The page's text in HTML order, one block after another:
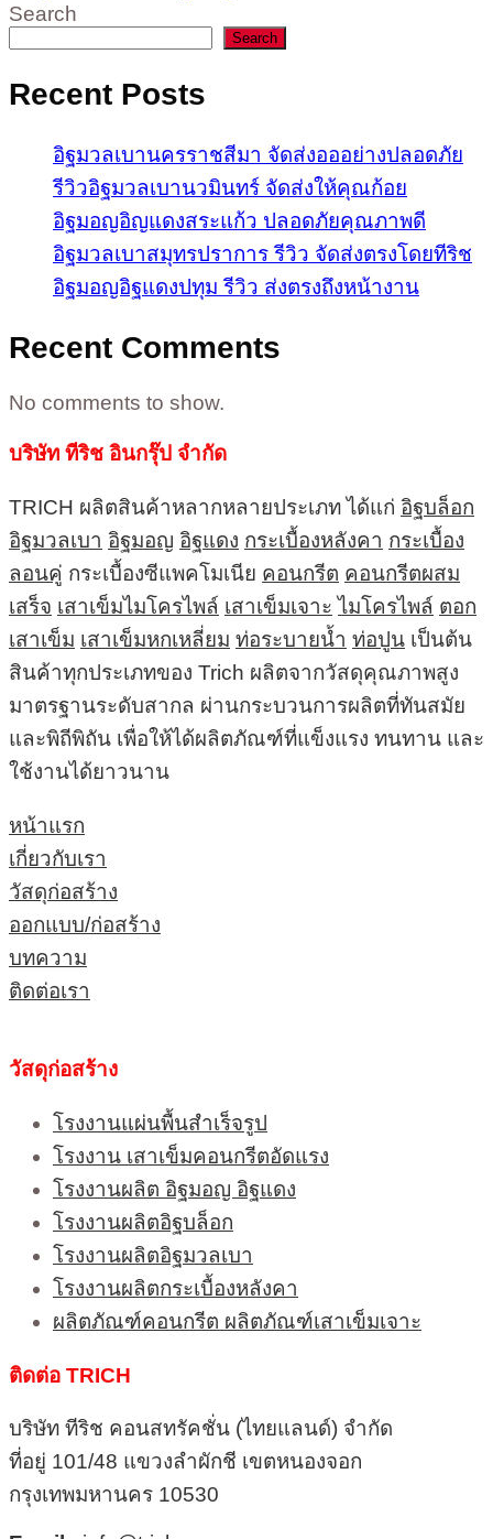
Search
Search
Recent Posts
อิฐมวลเบานครราชสีมา จัดส่งอออย่างปลอดภัย
รีวิวอิฐมวลเบานวมินทร์ จัดส่งให้คุณก้อย
อิฐมอญอิญแดงสระแก้ว ปลอดภัยคุณภาพดี
อิฐมวลเบาสมุทรปราการ รีวิว จัดส่งตรงโดยทีริช
อิฐมอญอิฐแดงปทุม รีวิว ส่งตรงถึงหน้างาน
Recent Comments
No comments to show.
บริษัท ทีริช อินกรุ๊ป จำกัด
TRICH ผลิตสินค้าหลากหลายประเภท ได้แก่ อิฐบล็อก
อิฐมวลเบา อิฐมอญ อิฐแดง กระเบื้องหลังคา กระเบื้อง
ลอนคู่ กระเบื้องซีแพคโมเนีย คอนกรีต คอนกรีตผสม
เสร็จ เสาเข็มไมโครไพล์ เสาเข็มเจาะ ไมโครไพล์ ตอก
เสาเข็ม เสาเข็มหกเหลี่ยม ท่อระบายน้ำ ท่อปูน เป็นต้น
สินค้าทุกประเภทของ Trich ผลิตจากวัสดุคุณภาพสูง
มาตรฐานระดับสากล ผ่านกระบวนการผลิตที่ทันสมัย
และพิถีพิถัน เพื่อให้ได้ผลิตภัณฑ์ที่แข็งแรง ทนทาน และ
ใช้งานได้ยาวนาน
หน้าแรก
เกี่ยวกับเรา
วัสดุก่อสร้าง
ออกแบบ/ก่อสร้าง
บทความ
ติดต่อเรา
วัสดุก่อสร้าง
โรงงานแผ่นพื้นสำเร็จรูป
โรงงาน เสาเข็มคอนกรีตอัดแรง
โรงงานผลิต อิฐมอญ อิฐแดง
โรงงานผลิตอิฐบล็อก
โรงงานผลิตอิฐมวลเบา
โรงงานผลิตกระเบื้องหลังคา
ผลิตภัณฑ์คอนกรีต ผลิตภัณฑ์เสาเข็มเจาะ
ติดต่อ TRICH
บริษัท ทีริช คอนสทรัคชั่น (ไทยแลนด์) จำกัด
ที่อยู่ 101/48 แขวงลำผักชี เขตหนองจอก
กรุงเทพมหานคร 10530